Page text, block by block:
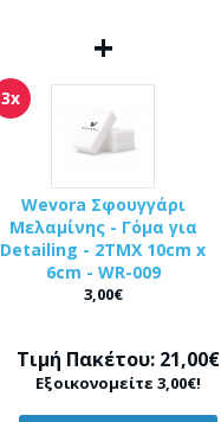
+
3x
Wevora Σφουγγάρι
Μελαμίνης - Γόμα για
Detailing - 2ΤΜΧ 10cm x
6cm - WR-009
3,00€
Τιμή Πακέτου: 21,00€
Εξοικονομείτε 3,00€!